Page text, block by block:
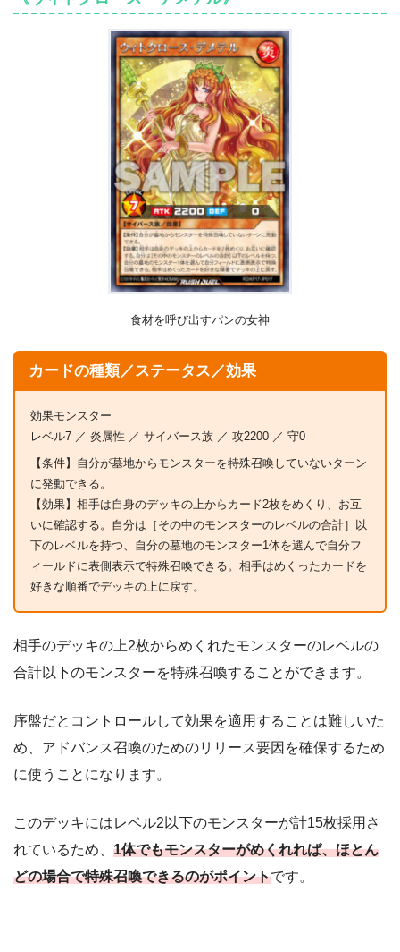
食材を呼び出すパンの女神
カードの種類／ステータス／効果
効果モンスター
レベル7 ／ 炎属性 ／ サイバース族 ／ 攻2200 ／ 守0
【条件】自分が墓地からモンスターを特殊召喚していないターン
に発動できる。
【効果】相手は自身のデッキの上からカード2枚をめくり、お互
いに確認する。自分は［その中のモンスターのレベルの合計］以
下のレベルを持つ、自分の墓地のモンスター1体を選んで自分フ
ィールドに表側表示で特殊召喚できる。相手はめくったカードを
好きな順番でデッキの上に戻す。
相手のデッキの上2枚からめくれたモンスターのレベルの
合計以下のモンスターを特殊召喚することができます。
序盤だとコントロールして効果を適用することは難しいた
め、アドバンス召喚のためのリリース要因を確保するため
に使うことになります。
このデッキにはレベル2以下のモンスターが計15枚採用さ
れているため、 1体でもモンスターがめくれれば、ほとん
どの場合で特殊召喚できるのがポイントです。